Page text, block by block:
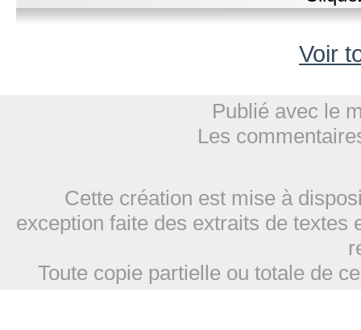
Voir
Publié avec le
Les
Cette création est mise à
exception faite des extraits de
Toute copie partielle ou totale de